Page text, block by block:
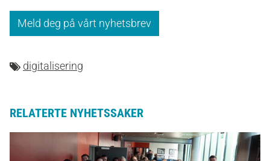
Meld deg på vårt nyhetsbrev
digitalisering
RELATERTE NYHETSSAKER